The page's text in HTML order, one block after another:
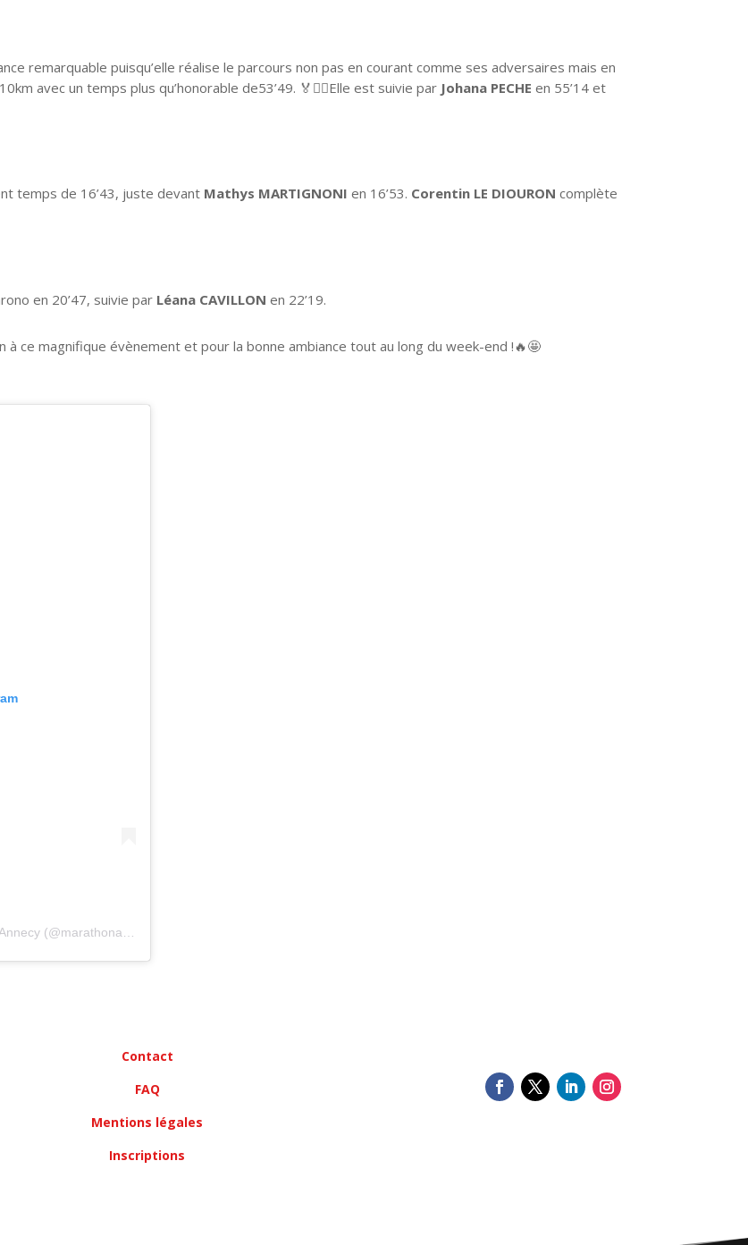
remarquable puisqu’elle réalise le parcours non pas en courant comme ses adversaires mais en
avec un temps plus qu’honorable de53’49. 🏅🚶‍♀️Elle est suivie par Johana PECHE en 55’14 et
temps de 16’43, juste devant Mathys MARTIGNONI en 16’53. Corentin LE DIOURON complète
en 20’47, suivie par Léana CAVILLON en 22’19.
ce magnifique évènement et pour la bonne ambiance tout au long du week-end !🔥🤩
Contact
FAQ
Mentions légales
Inscriptions